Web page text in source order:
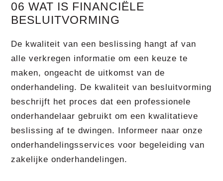
06 WAT IS FINANCIËLE
BESLUITVORMING
De kwaliteit van een beslissing hangt af van
alle verkregen informatie om een keuze te
maken, ongeacht de uitkomst van de
onderhandeling. De kwaliteit van besluitvorming
beschrijft het proces dat een professionele
onderhandelaar gebruikt om een kwalitatieve
beslissing af te dwingen. Informeer naar onze
onderhandelingsservices voor begeleiding van
zakelijke onderhandelingen.